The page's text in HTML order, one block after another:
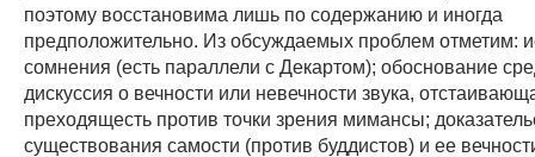
поэтому восстановима лишь по содержанию и иногда
предположительно. Из обсуждаемых проблем отметим:
сомнения (есть параллели с Декартом); обоснование
дискуссия о вечности или невечности звука,
преходящесть против точки зрения мимансы;
существования самости (против буддистов) и ее